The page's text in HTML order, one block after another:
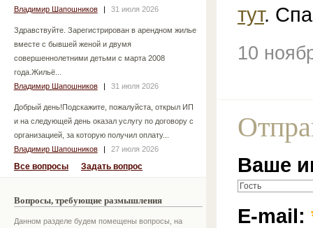
Владимир Шапошников
| 31 июля 2026
Здравствуйте. Зарегистрирован в арендном жилье
вместе с бывшей женой и двумя
совершеннолетними детьми с марта 2008
года.Жильё...
Владимир Шапошников
| 31 июля 2026
Добрый день!Подскажите, пожалуйста, открыл ИП
и на следующей день оказал услугу по договору с
организацией, за которую получил оплату...
Владимир Шапошников
| 27 июля 2026
Все вопросы Задать вопрос
Вопросы, требующие размышления
Данном разделе будем помещены вопросы, на
тут.
10
Ваше
E-mail: